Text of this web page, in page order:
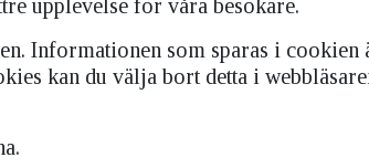
upplevelse för våra besökare.
Informationen som sparas i cookien
kan du välja bort detta i